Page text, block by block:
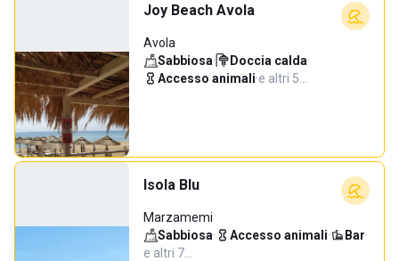
Joy Beach Avola
Avola
Sabbiosa· Doccia calda·
Accesso animali·e altri 5…
Isola Blu
Marzamemi
Sabbiosa· Accesso animali· Bar·
e altri 7…